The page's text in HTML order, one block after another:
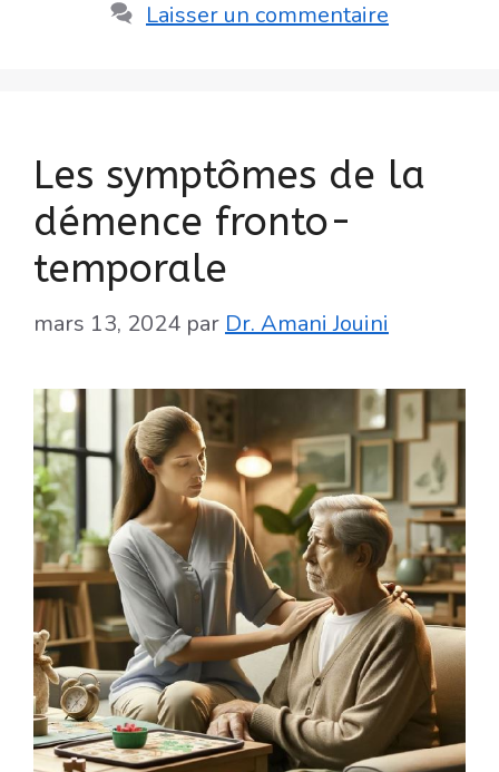
Laisser un commentaire
Les symptômes de la
démence fronto-
temporale
mars 13, 2024 par Dr. Amani Jouini